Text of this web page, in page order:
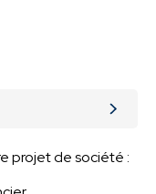
projet de société :